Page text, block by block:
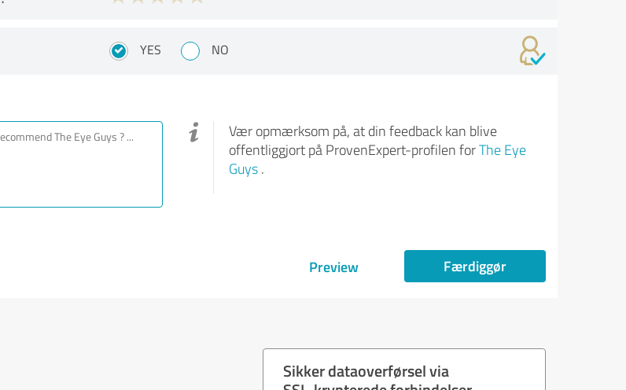
YES NO
Vær opmærksom på, at din feedback kan blive
offentliggjort på ProvenExpert-profilen forThe Eye
Guys.
Preview Færdiggør
Sikker dataoverførsel via